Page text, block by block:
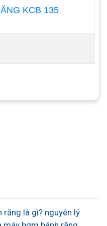
loại khác nhau,
hàng dễ dàng lựa
cầu của họ, có 2 loại
KCB 135
răng là gì? nguyên lý